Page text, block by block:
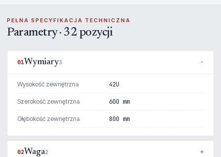
PEŁNA SPECYFIKACJA TECHNICZNA
Parametry · 32 pozycji
01Wymiary3
Wysokość zewnętrzna 42U
Szerokość zewnętrzna 600 mm
Głębokość zewnętrzna 800 mm
02Waga2